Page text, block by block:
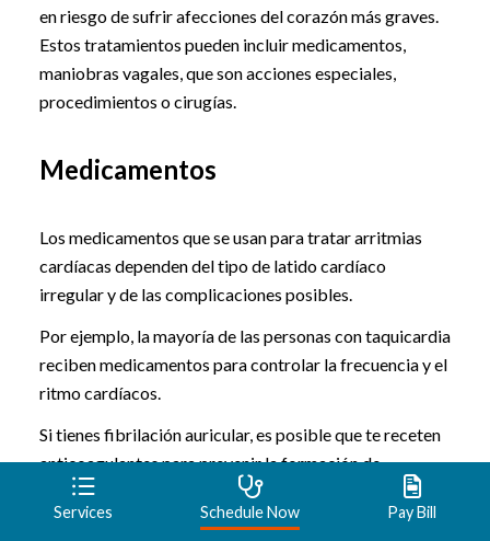
en riesgo de sufrir afecciones del corazón más graves.
Estos tratamientos pueden incluir medicamentos,
maniobras vagales, que son acciones especiales,
procedimientos o cirugías.
Medicamentos
Los medicamentos que se usan para tratar arritmias
cardíacas dependen del tipo de latido cardíaco
irregular y de las complicaciones posibles.
Por ejemplo, la mayoría de las personas con taquicardia
reciben medicamentos para controlar la frecuencia y el
ritmo cardíacos.
Si tienes fibrilación auricular, es posible que te receten
anticoagulantes para prevenir la formación de
coágulos sanguíneos.
Services Schedule Now Pay Bill